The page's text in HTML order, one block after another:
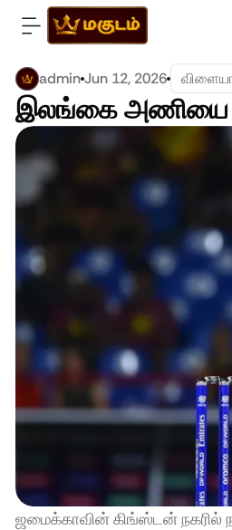
adminJun 12, 2026
இலங்கை அணியை
ஜமைக்காவின் கிங்ஸ்டன் நகரில்